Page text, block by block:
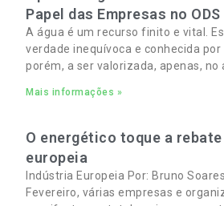
Papel das Empresas no ODS
A água é um recurso finito e vital.
verdade inequívoca e conhecida
porém, a ser valorizada, apenas, no
Mais informações »
O energético toque a
europeia
Indústria Europeia Por: Bruno
Fevereiro, várias empresas e